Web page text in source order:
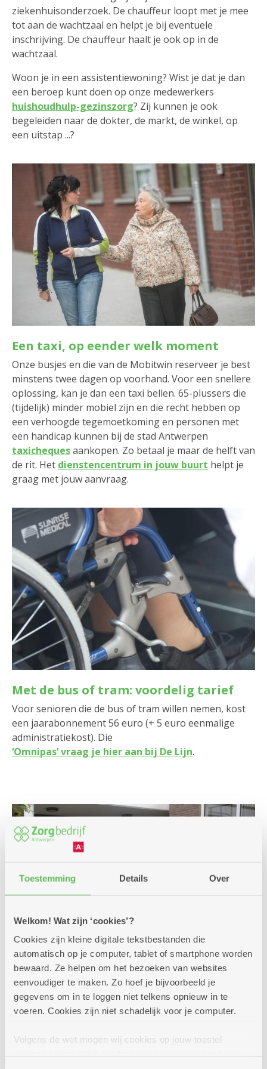
Toestemming Details Over
Welkom! Wat zijn ‘cookies’?
Cookies zijn kleine digitale tekstbestanden die
automatisch op je computer, tablet of smartphone worden
bewaard. Ze helpen om het bezoeken van websites
eenvoudiger te maken. Zo hoef je bijvoorbeeld je
gegevens om in te loggen niet telkens opnieuw in te
voeren. Cookies zijn niet schadelijk voor je computer.
Volgens de wet mogen wij cookies op jouw toestel
ziekenhuisonderzoek. De chauffeur loopt met je mee
tot aan de wachtzaal en helpt je bij eventuele
inschrijving. De chauffeur haalt je ook op in de
wachtzaal.
Woon je in een assistentiewoning? Wist je dat je dan
een beroep kunt doen op onze medewerkers
huishoudhulp-gezinszorg? Zij kunnen je ook
begeleiden naar de dokter, de markt, de winkel, op
een uitstap ...?
Een taxi, op eender welk moment
Onze busjes en die van de Mobitwin reserveer je best
minstens twee dagen op voorhand. Voor een snellere
oplossing, kan je dan een taxi bellen. 65-plussers die
(tijdelijk) minder mobiel zijn en die recht hebben op
een verhoogde tegemoetkoming en personen met
een handicap kunnen bij de stad Antwerpen
taxichequesaankopen. Zo betaal je maar de helft van
de rit. Het dienstencentrum in jouw buurt helpt je
graag met jouw aanvraag.
Met de bus of tram: voordelig tarief
Voor senioren die de bus of tram willen nemen, kost
een jaarabonnement 56 euro (+ 5 euro eenmalige
administratiekost). Die
‘Omnipas’ vraag je hier aan bij De Lijn.
Een premie of andere
financiële steun?
Voor jouw verplaatsingen met de auto, een bus,